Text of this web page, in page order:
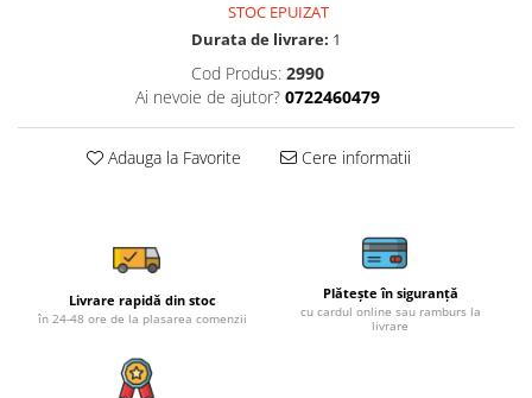
STOC EPUIZAT
Durata de livrare: 1
Cod Produs: 2990
Ai nevoie de ajutor? 0722460479
Adauga la Favorite Cere informatii
Livrare rapidă din stoc
în 24-48 ore de la plasarea comenzii
Plătește în siguranță
cu cardul online sau ramburs la
livrare